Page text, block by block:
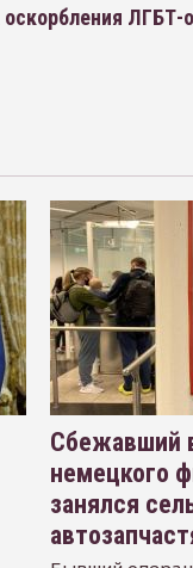
Сбежавший
немецкого
занялся